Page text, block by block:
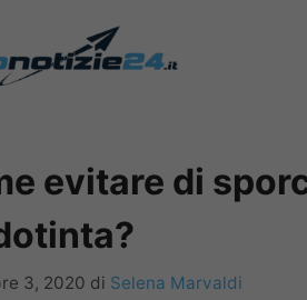
evitare di
3, 2020 di Selena Marvaldi